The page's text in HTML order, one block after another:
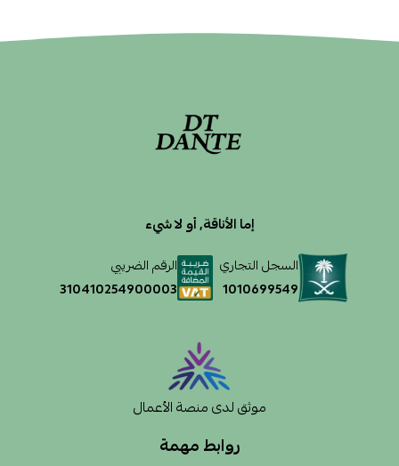
روابط مهمة
إما الأناقة, أو لا شيء
السجل التجاري
1010699549
الرقم الضريبي
310410254900003
موثق لدى منصة الأعمال